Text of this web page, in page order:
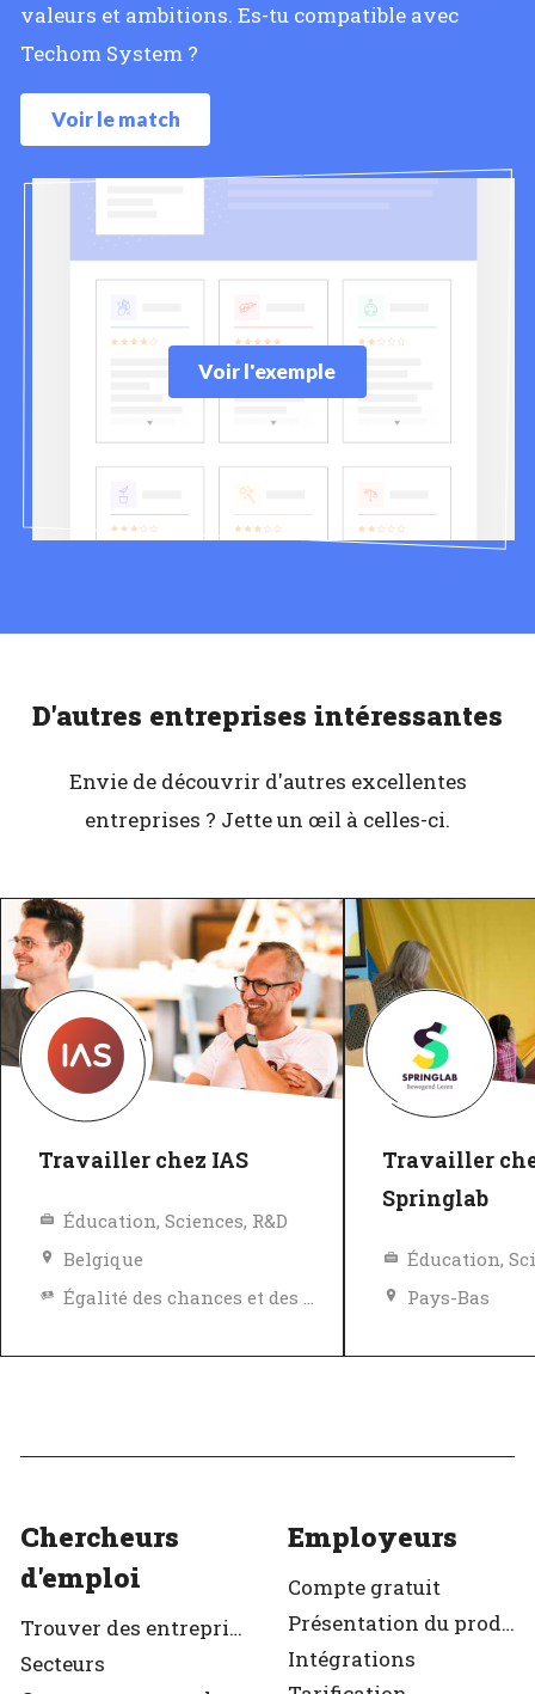
valeurs et ambitions. Es-tu compatible avec
Techom System ?
Voir le match
Voir l'exemple
D'autres entreprises intéressantes
Envie de découvrir d'autres excellentes
entreprises ? Jette un œil à celles-ci.
Travailler chez IAS
Éducation, Sciences, R&D
Belgique
Travailler
Springlab
Éducation,
Pays-Bas
Chercheurs
d'emploi
Trouver des entreprises
Secteurs
Employeurs
Compte gratuit
Présentation du produit
Intégrations